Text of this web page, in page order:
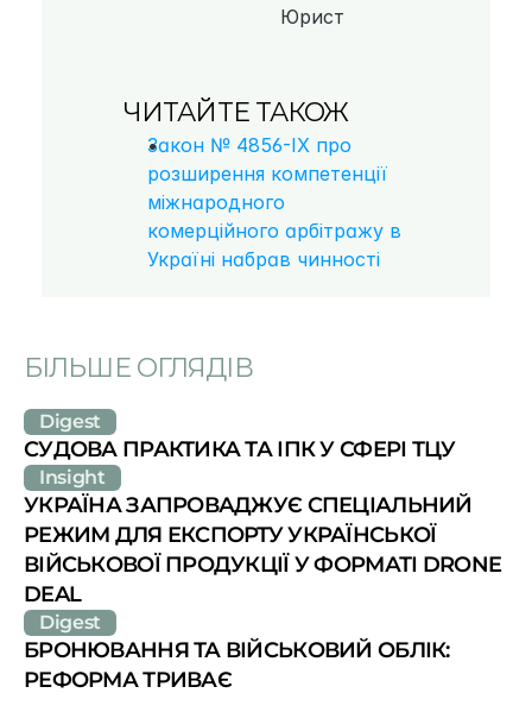
Юрист
ЧИТАЙТЕ ТАКОЖ
Закон № 4856-IX про
розширення компетенції
міжнародного
комерційного арбітражу в
Україні набрав чинності
БІЛЬШЕ ОГЛЯДІВ
Digest
СУДОВА ПРАКТИКА ТА ІПК У СФЕРІ ТЦУ
Insight
УКРАЇНА ЗАПРОВАДЖУЄ СПЕЦІАЛЬНИЙ
РЕЖИМ ДЛЯ ЕКСПОРТУ УКРАЇНСЬКОЇ
ВІЙСЬКОВОЇ ПРОДУКЦІЇ У ФОРМАТІ DRONE
DEAL
Digest
БРОНЮВАННЯ ТА ВІЙСЬКОВИЙ ОБЛІК:
РЕФОРМА ТРИВАЄ